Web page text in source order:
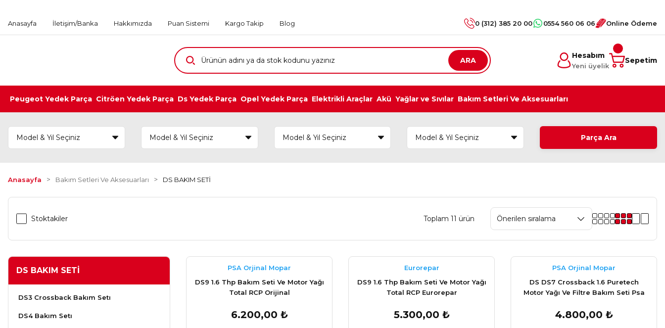
Anasayfa İletişim/Banka Hakkımızda Puan Sistemi Kargo Takip Blog 0 (312) 385 20 00 0554 560 06 06 Online Ödeme
ARA
Hesabım
Yeni üyelik
Sepetim
Peugeot Yedek Parça Citröen Yedek Parça Ds Yedek Parça Opel Yedek Parça Elektrikli Araçlar Akü Yağlar ve Sıvılar Bakım Setleri Ve Aksesuarları
Parça Ara
Anasayfa Bakım Setleri Ve Aksesuarları DS BAKIM SETİ
Stoktakiler Toplam 11 ürün
DS BAKIM SETİ
DS3 Crossback Bakım Setı
DS4 Bakım Setı
PSA Orjinal Mopar
DS9 1.6 Thp Bakım Seti Ve Motor Yağı
Total RCP Orijinal
6.200,00 ₺
Eurorepar
DS9 1.6 Thp Bakım Seti Ve Motor Yağı
Total RCP Eurorepar
5.300,00 ₺
PSA Orjinal Mopar
DS DS7 Crossback 1.6 Puretech
Motor Yağı Ve Filtre Bakım Seti Psa
4.800,00 ₺